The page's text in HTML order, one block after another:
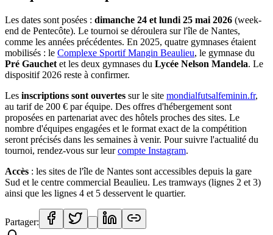
Les dates sont posées : dimanche 24 et lundi 25 mai 2026 (week-
end de Pentecôte). Le tournoi se déroulera sur l'île de Nantes,
comme les années précédentes. En 2025, quatre gymnases étaient
mobilisés : le Complexe Sportif Mangin Beaulieu, le gymnase du
Pré Gauchet et les deux gymnases du Lycée Nelson Mandela. Le
dispositif 2026 reste à confirmer.
Les inscriptions sont ouvertes sur le site mondialfutsalfeminin.fr,
au tarif de 200 € par équipe. Des offres d'hébergement sont
proposées en partenariat avec des hôtels proches des sites. Le
nombre d'équipes engagées et le format exact de la compétition
seront précisés dans les semaines à venir. Pour suivre l'actualité du
tournoi, rendez-vous sur leurcompte Instagram.
Accès : les sites de l'île de Nantes sont accessibles depuis la gare
Sud et le centre commercial Beaulieu. Les tramways (lignes 2 et 3)
ainsi que les lignes 4 et 5 desservent le quartier.
Partager: